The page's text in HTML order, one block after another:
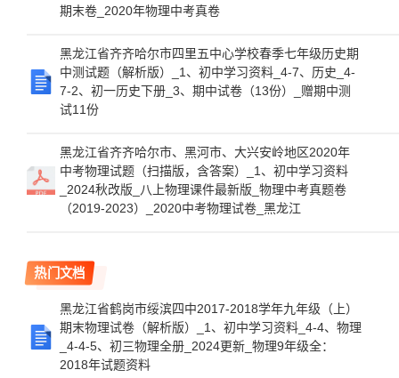
期末卷_2020年物理中考真卷
黑龙江省齐齐哈尔市四里五中心学校春季七年级历史期
中测试题（解析版）_1、初中学习资料_4-7、历史_4-
7-2、初一历史下册_3、期中试卷（13份）_赠期中测
试11份
黑龙江省齐齐哈尔市、黑河市、大兴安岭地区2020年
中考物理试题（扫描版，含答案）_1、初中学习资料
_2024秋改版_八上物理课件最新版_物理中考真题卷
（2019-2023）_2020中考物理试卷_黑龙江
热门文档
黑龙江省鹤岗市绥滨四中2017-2018学年九年级（上）
期末物理试卷（解析版）_1、初中学习资料_4-4、物理
_4-4-5、初三物理全册_2024更新_物理9年级全：
2018年试题资料